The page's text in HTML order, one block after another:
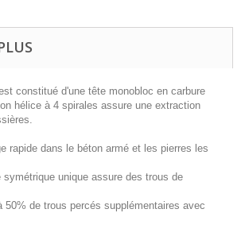
constitué d'une tête monobloc en carbure
hélice à 4 spirales assure une extraction
rapide dans le béton armé et les pierres les
unique assure des trous de
50% de trous percés supplémentaires avec